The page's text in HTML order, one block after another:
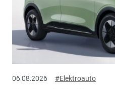
06.08.2026 #Elektroauto